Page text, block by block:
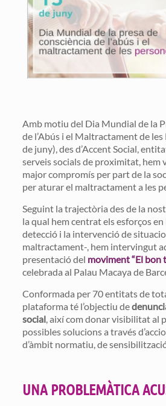
Amb motiu del Dia Mundial de la
de l’Abús i el Maltractament de
de juny), des d’Accent Social,
serveis socials de proximitat, hem
major compromís per part de la
per aturar el maltractament a les
Seguint la trajectòria des de la
la qual hem centrat els esforços en
detecció i la intervenció de
maltractament-, hem intervingut
presentació del moviment “El bon
celebrada al Palau Macaya de
Conformada per 70 entitats de
plataforma té l’objectiu de
social, així com donar visibilitat al
possibles solucions a través
d’àmbit normatiu, de
UNA PROBLEMÀTICA